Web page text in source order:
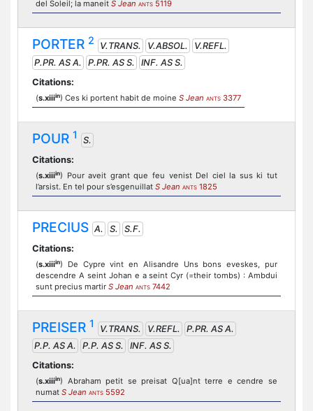
del Soleil; la maneit S Jean ANTS 5119
PORTER 2 V.TRANS. V.ABSOL.
V.REFL.
P.PR. AS A.
P.PR. AS S.
INF. AS S.
Citations:
(s.xiiiin) Ces ki portent habit de moine S Jean ANTS 3377
POUR 1
S.
Citations:
(s.xiiiin) Pour aveit grant que feu venist Del ciel la sus ki tut
l’arsist. En tel pour s’esgenuillat S Jean ANTS 1825
PRECIUS A. S.
S.F.
Citations:
(s.xiiiin) De Cypre vint en Alisandre Uns bons eveskes, pur
descendre A seint Johan e a seint Cyr (=their tombs) : Ambdui
sunt precius martir S Jean ANTS 7442
PREISER 1 V.TRANS. V.REFL.
P.PR. AS A.
P.P. AS A.
P.P. AS S.
INF. AS S.
Citations:
(s.xiiiin) Abraham petit se preisat Q[ua]nt terre e cendre se
numat S Jean ANTS 5592